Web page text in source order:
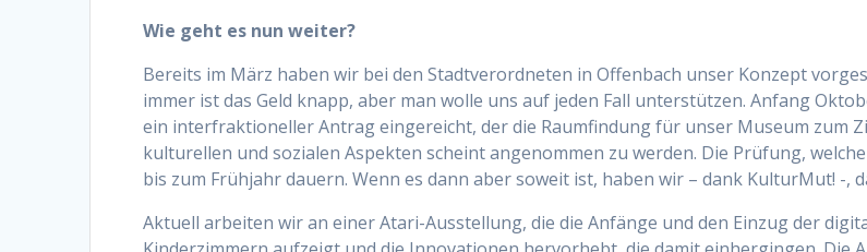
Wie geht es nun weiter?
Bereits im März haben wir bei den Stadtverordneten in Offenbach unser Konzept
immer ist das Geld knapp, aber man wolle uns auf jeden Fall unterstützen. Anfang
ein interfraktioneller Antrag eingereicht, der die Raumfindung für unser Museum zum
kulturellen und sozialen Aspekten scheint angenommen zu werden. Die Prüfung,
bis zum Frühjahr dauern. Wenn es dann aber soweit ist, haben wir – dank KulturMut! -,
Aktuell arbeiten wir an einer Atari-Ausstellung, die die Anfänge und den Einzug der